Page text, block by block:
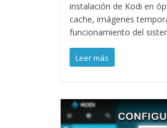
instalación de Kodi en
cache, imágenes
funcionamiento del
Leer más